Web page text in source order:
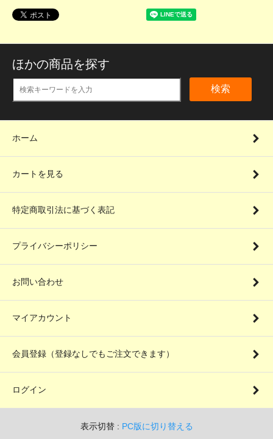
ほかの商品を探す
検索
ホーム
カートを見る
特定商取引法に基づく表記
プライバシーポリシー
お問い合わせ
マイアカウント
会員登録（登録なしでもご注文できます）
ログイン
表示切替 : PC版に切り替える